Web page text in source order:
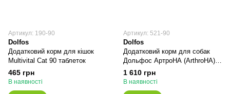
Артикул: 190-90
Dolfos
Додатковий корм для кішок
Multivital Cat 90 таблеток
465 грн
В наявності
Артикул: 521-90
Dolfos
Додатковий корм для собак
Дольфос АртроНА (ArthroHA)
90 таблеток (хондропротектор)
(термін придатності до 05.2027
1 610 грн
В наявності